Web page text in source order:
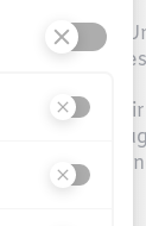
à mesure.
idées et
peut
la peur du
d’une